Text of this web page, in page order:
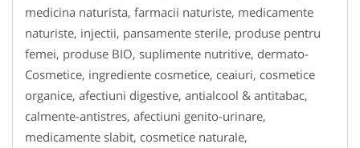
medicina naturista, farmacii naturiste, medicamente
naturiste, injectii, pansamente sterile, produse pentru
femei, produse BIO, suplimente nutritive, dermato-
Cosmetice, ingrediente cosmetice, ceaiuri, cosmetice
organice, afectiuni digestive, antialcool & antitabac,
calmente-antistres, afectiuni genito-urinare,
medicamente slabit, cosmetice naturale,